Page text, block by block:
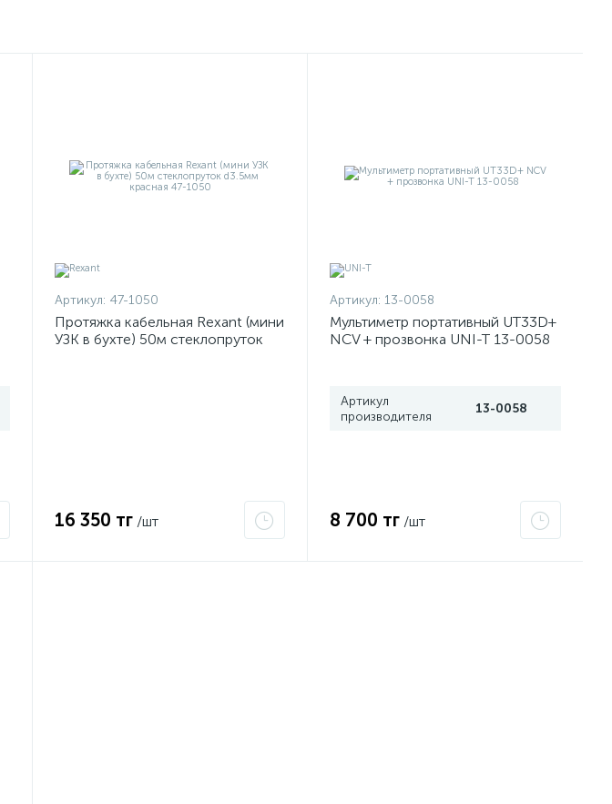
Артикул: 47-1050
Протяжка кабельная Rexant (мини
УЗК в бухте) 50м стеклопруток
16 350 тг /шт
Артикул: 13-0058
Мультиметр портативный UT33D+
NCV + прозвонка UNI-T 13-0058
Артикул
производителя
13-0058
8 700 тг /шт